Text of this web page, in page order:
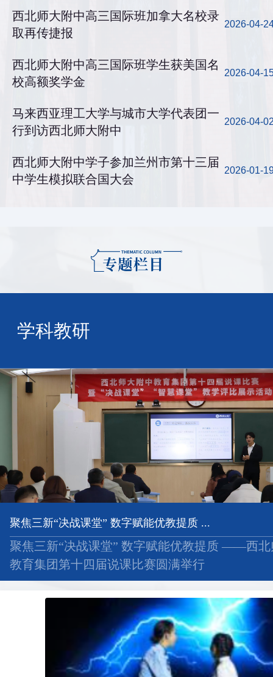
西北师大附中高三国际班加拿大名校录
取再传捷报
2026-04-
西北师大附中高三国际班学生获美国名
校高额奖学金
2026-04-
马来西亚理工大学与城市大学代表团一
行到访西北师大附中
2026-04-
西北师大附中学子参加兰州市第十三届
中学生模拟联合国大会
2026-01-
学科教研
聚焦三新“决战课堂” 数字赋能优教提质 ...
聚焦三新“决战课堂” 数字赋能优教提质 ——西北
教育集团第十四届说课比赛圆满举行